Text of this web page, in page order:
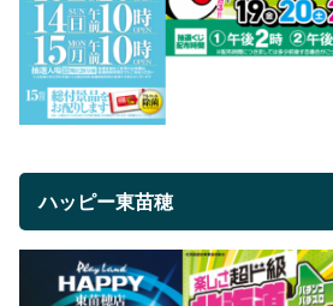
ハッピー東苗穂